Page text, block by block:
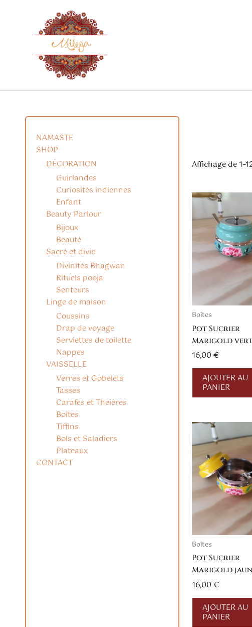
NAMASTE
SHOP
DÉCORATION
Guirlandes
Curiosités indiennes
Enfant
Beauty Parlour
Bijoux
Beauté
Sacré et divin
Divinités Bhagwan
Rituels pooja
Senteurs
Linge de maison
Coussins
Drap de voyage
Serviettes de toilette
Nappes
VAISSELLE
Verres et Gobelets
Tasses
Carafes et Theières
Boîtes
Tiffins
Bols et Saladiers
Plateaux
CONTACT
Affichage de
Boîtes
Pot Sucrier
Marigold vert
16,00 €
AJOUTER AU
PANIER
Boîtes
Pot Sucrier
Marigold
16,00 €
AJOUTER AU
PANIER